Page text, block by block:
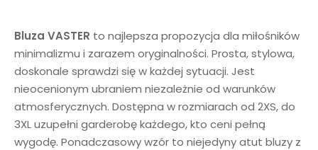
Bluza VASTER to najlepsza propozycja dla miłośników
minimalizmu i zarazem oryginalności. Prosta, stylowa,
doskonale sprawdzi się w każdej sytuacji. Jest
nieocenionym ubraniem niezależnie od warunków
atmosferycznych. Dostępna w rozmiarach od 2XS, do
3XL uzupełni garderobę każdego, kto ceni pełną
wygodę. Ponadczasowy wzór to niejedyny atut bluzy z